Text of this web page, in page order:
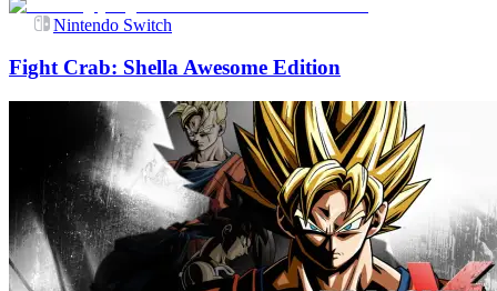
Nintendo Switch
Fight Crab: Shella Awesome Edition